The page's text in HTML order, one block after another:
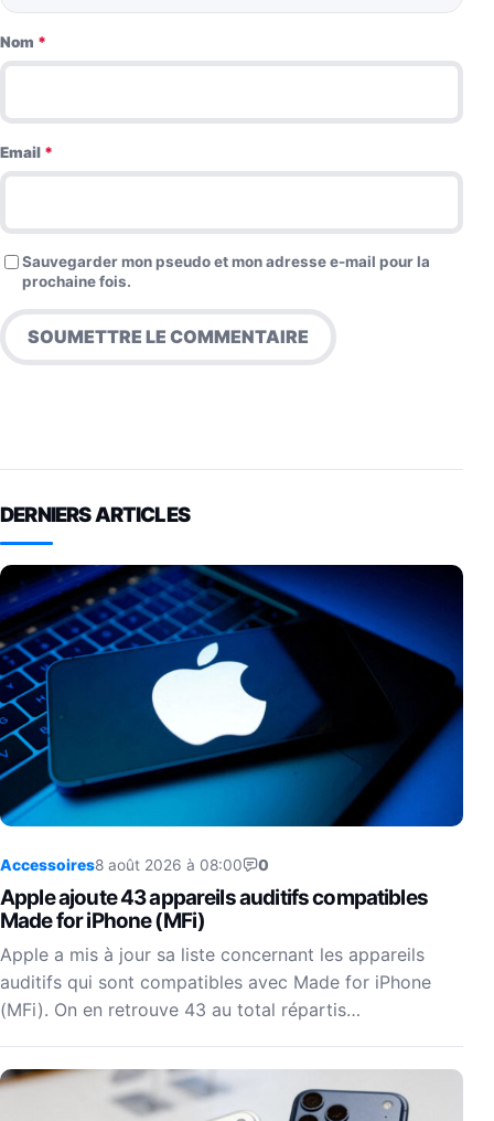
Nom *
Email *
Sauvegarder mon pseudo et mon adresse e-mail pour la
prochaine fois.
DERNIERS ARTICLES
Accessoires8 août 2026 à 08:00 0
Apple ajoute 43 appareils auditifs compatibles
Made for iPhone (MFi)
Apple a mis à jour sa liste concernant les appareils
auditifs qui sont compatibles avec Made for iPhone
(MFi). On en retrouve 43 au total répartis…